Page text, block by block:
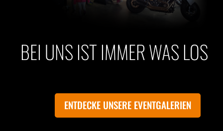
BEI UNS IST IMMER WAS LOS
ENTDECKE UNSERE EVENTGALERIEN